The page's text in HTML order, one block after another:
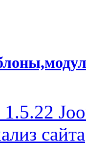
1.5.22
сайта